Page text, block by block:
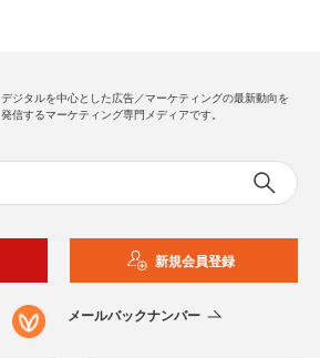
デジタルを中心とした広告／マーケティングの最新動向を
発信するマーケティング専門メディアです。
新規会員登録
メールバックナンバー